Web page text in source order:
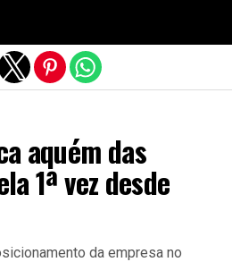
aquém das
1ª vez desde
da empresa no